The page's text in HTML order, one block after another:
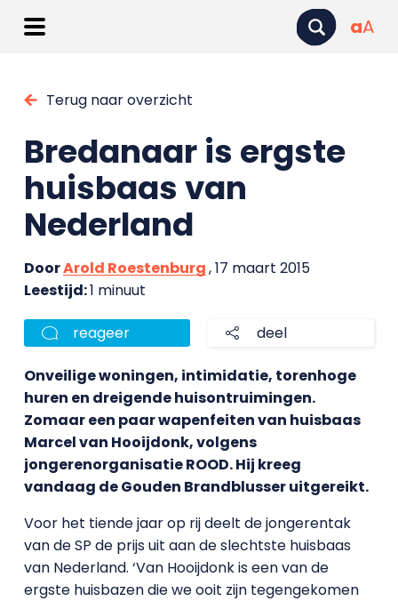
aA
Terug naar overzicht
Bredanaar is ergste
huisbaas van
Nederland
DoorArold Roestenburg, 17 maart 2015
Leestijd:1 minuut
reageer deel
Onveilige woningen, intimidatie, torenhoge
huren en dreigende huisontruimingen.
Zomaar een paar wapenfeiten van huisbaas
Marcel van Hooijdonk, volgens
jongerenorganisatie ROOD. Hij kreeg
vandaag de Gouden Brandblusser uitgereikt.
Voor het tiende jaar op rij deelt de jongerentak
van de SP de prijs uit aan de slechtste huisbaas
van Nederland. ‘Van Hooijdonk is een van de
ergste huisbazen die we ooit zijn tegengekomen